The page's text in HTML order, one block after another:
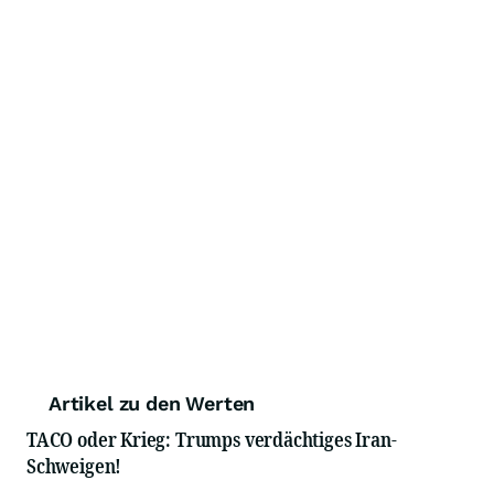
Artikel zu den Werten
TACO oder Krieg: Trumps verdächtiges Iran-
Schweigen!